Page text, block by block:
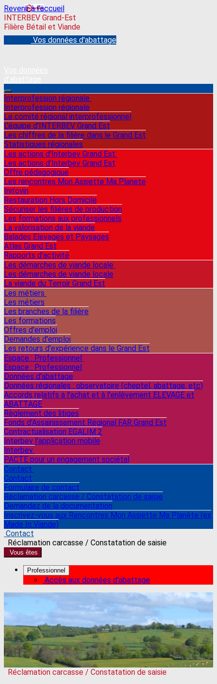
Revenir à l'accueil
INTERBEV Grand-Est
Filière Bétail et Viande
Vos données d'abattage
Interprofession régionale
Interprofession régionale
Le comité régional interprofessionnel
L'équipe d'INTERBEV Grand Est
Les chiffres de la filière dans le Grand Est
Statistiques régionales
Les actions d'Interbev Grand Est
Les actions d'Interbev Grand Est
Offre pédagogique
Les rencontres Mon Assiette Ma Planete
Inn'ovin
Restauration Hors Domicile
Sécuriser les filières de production
Les formations aux professionnels
La valorisation de la viande
Balades Elevages et Paysages
Atlas Grand Est
Rapports d'activité
Les démarches de viande locale
Les démarches de viande locale
La viande du Terroir Grand Est
Les métiers
Les métiers
Les branches de la filière
Les formations
Offres d'emploi
Demandes d'emploi
Les retours d'expérience dans le Grand Est
Espace : Professionnel
Espace : Professionnel
Données d'abattage
Données régionales : observatoire (cheptel, abattage, etc)
Accords relatifs à l'achat et à l'enlèvement ELEVAGE et
ABATTAGE
Règlement des litiges
Fonds d'Assainissement Régional FAR Grand Est
Contractualisation EGALIM 2
Interbev l'application mobile
Interbev
PACTE pour un engagement sociétal
Contact
Contact
Formulaire de contact
Réclamation carcasse / Constatation de saisie
Demandez de la documentation
Inscrivez-vous aux Rencontres Mon Assiette Ma Planète (ex
Made In Viande)
Contact
Réclamation carcasse / Constatation de saisie
Vous êtes
Professionnel
Accès aux données d'abattage
Réclamation carcasse / Constatation de saisie